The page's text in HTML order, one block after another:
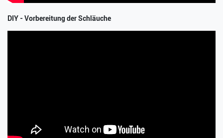
DIY - Vorbereitung der Schläuche